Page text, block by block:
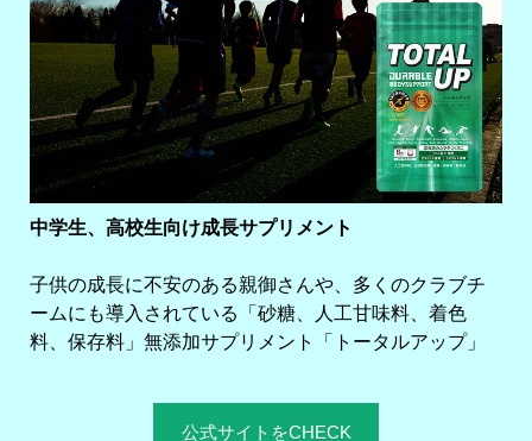
中学生、高校生向け成長サプリメント
子供の成長に不安のある親御さんや、多くのクラブチ
ームにも導入されている「砂糖、人工甘味料、着色
料、保存料」無添加サプリメント「トータルアップ」
公式サイトをCHECK